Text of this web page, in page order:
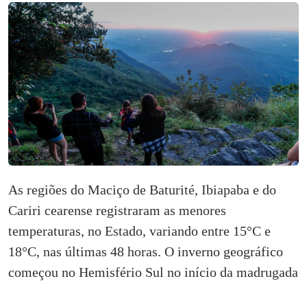
As regiões do Maciço de Baturité, Ibiapaba e do
Cariri cearense registraram as menores
temperaturas, no Estado, variando entre 15°C e
18°C, nas últimas 48 horas. O inverno geográfico
começou no Hemisfério Sul no início da madrugada